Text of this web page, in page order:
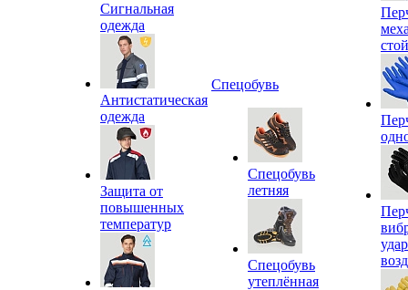
Сигнальная
одежда
Антистатическая
одежда
Защита от
повышенных
температур
Спецобувь
Спецобувь
летняя
Спецобувь
утеплённая